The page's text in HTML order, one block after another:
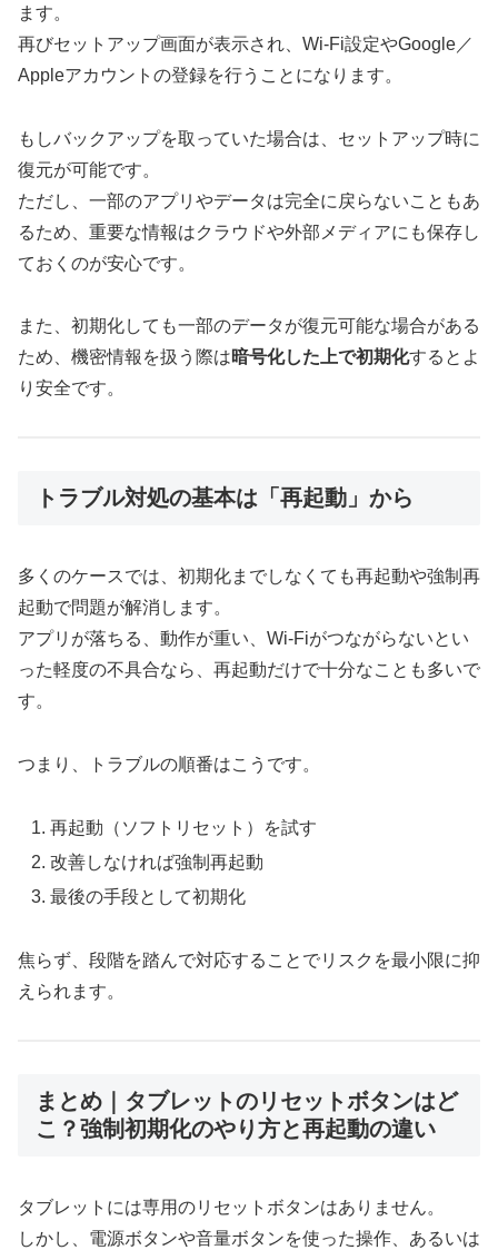
ます。
再びセットアップ画面が表示され、Wi-Fi設定やGoogle／
Appleアカウントの登録を行うことになります。
もしバックアップを取っていた場合は、セットアップ時に
復元が可能です。
ただし、一部のアプリやデータは完全に戻らないこともあ
るため、重要な情報はクラウドや外部メディアにも保存し
ておくのが安心です。
また、初期化しても一部のデータが復元可能な場合がある
ため、機密情報を扱う際は暗号化した上で初期化するとよ
り安全です。
トラブル対処の基本は「再起動」から
多くのケースでは、初期化までしなくても再起動や強制再
起動で問題が解消します。
アプリが落ちる、動作が重い、Wi-Fiがつながらないとい
った軽度の不具合なら、再起動だけで十分なことも多いで
す。
つまり、トラブルの順番はこうです。
再起動（ソフトリセット）を試す
改善しなければ強制再起動
最後の手段として初期化
焦らず、段階を踏んで対応することでリスクを最小限に抑
えられます。
まとめ｜タブレットのリセットボタンはど
こ？強制初期化のやり方と再起動の違い
タブレットには専用のリセットボタンはありません。
しかし、電源ボタンや音量ボタンを使った操作、あるいは